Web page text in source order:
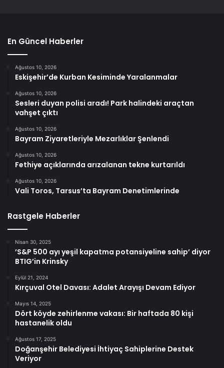
En Güncel Haberler
Ağustos 10, 2026
Eskişehir’de Kurban Kesiminde Yaralanmalar
Ağustos 10, 2026
Sesleri duyan polisi aradı! Park halindeki araçtan
vahşet çıktı
Ağustos 10, 2026
Bayram Ziyaretleriyle Mezarlıklar Şenlendi
Ağustos 10, 2026
Fethiye açıklarında arızalanan tekne kurtarıldı
Ağustos 10, 2026
Vali Toros, Tarsus’ta Bayram Denetimlerinde
Rastgele Haberler
Nisan 30, 2025
’S&P 500 ayı yeşil kapatma potansiyeline sahip’ diyor
BTIG’in Krinsky
Eylül 21, 2024
Kırçuval Otel Davası: Adalet Arayışı Devam Ediyor
Mayıs 14, 2025
Dört köyde zehirlenme vakası: Bir haftada 80 kişi
hastanelik oldu
Ağustos 17, 2025
Doğanşehir Belediyesi İhtiyaç Sahiplerine Destek
Veriyor